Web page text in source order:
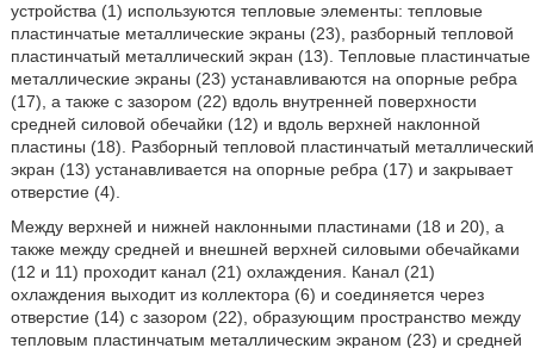
устройства (1) используются тепловые элементы: тепловые
пластинчатые металлические экраны (23), разборный тепловой
пластинчатый металлический экран (13). Тепловые пластинчатые
металлические экраны (23) устанавливаются на опорные ребра
(17), а также с зазором (22) вдоль внутренней поверхности
средней силовой обечайки (12) и вдоль верхней наклонной
пластины (18). Разборный тепловой пластинчатый металлический
экран (13) устанавливается на опорные ребра (17) и закрывает
отверстие (4).
Между верхней и нижней наклонными пластинами (18 и 20), а
также между средней и внешней верхней силовыми обечайками
(12 и 11) проходит канал (21) охлаждения. Канал (21)
охлаждения выходит из коллектора (6) и соединяется через
отверстие (14) с зазором (22), образующим пространство между
тепловым пластинчатым металлическим экраном (23) и средней